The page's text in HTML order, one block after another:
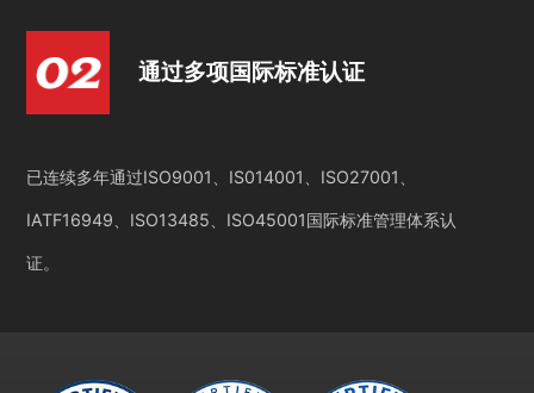
通过多项国际标准认证
已连续多年通过ISO9001、IS014001、ISO27001、
IATF16949、ISO13485、ISO45001国际标准管理体系认
证。